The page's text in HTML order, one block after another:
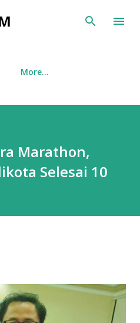
content
More…
Marathon,
Selesai 10